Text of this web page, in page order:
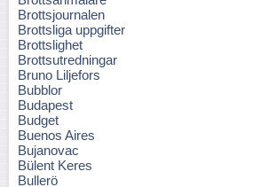
Brottsjournalen
Brottsliga uppgifter
Brottslighet
Brottsutredningar
Bruno Liljefors
Bubblor
Budapest
Budget
Buenos Aires
Bujanovac
Bülent Keres
Bullerö